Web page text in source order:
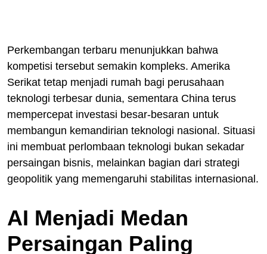
Perkembangan terbaru menunjukkan bahwa
kompetisi tersebut semakin kompleks. Amerika
Serikat tetap menjadi rumah bagi perusahaan
teknologi terbesar dunia, sementara China terus
mempercepat investasi besar-besaran untuk
membangun kemandirian teknologi nasional. Situasi
ini membuat perlombaan teknologi bukan sekadar
persaingan bisnis, melainkan bagian dari strategi
geopolitik yang memengaruhi stabilitas internasional.
AI Menjadi Medan
Persaingan Paling